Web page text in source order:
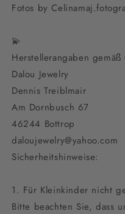
Fotos by
💫
Herstellerangaben gemäß
Dalou Jewelry
Dennis Treiblmair
Am Dornbusch 67
46244 Bottrop
daloujewelry@yahoo.com
Sicherheitshinweise:
1. Für Kleinkinder nicht
Bitte beachten Sie, dass